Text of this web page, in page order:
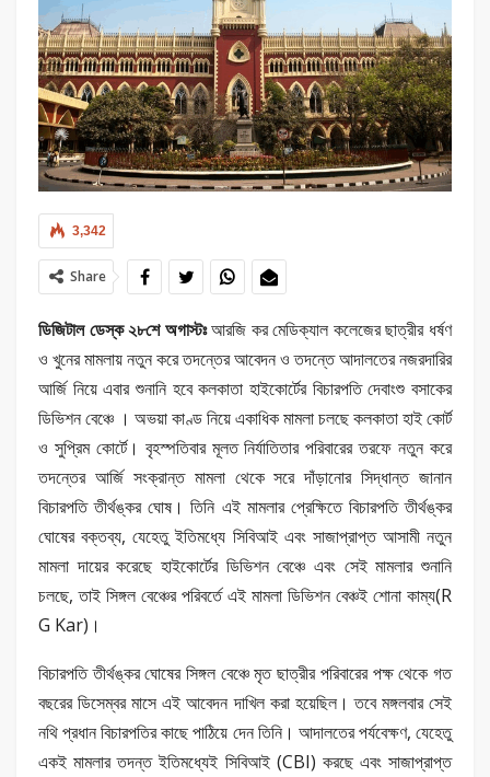
3,342
Share
ডিজিটাল ডেস্ক ২৮শে অগাস্টঃআরজি কর মেডিক্যাল কলেজের ছাত্রীর ধর্ষণ
ও খুনের মামলায় নতুন করে তদন্তের আবেদন ও তদন্তে আদালতের নজরদারির
আর্জি নিয়ে এবার শুনানি হবে কলকাতা হাইকোর্টের বিচারপতি দেবাংশু বসাকের
ডিভিশন বেঞ্চে । অভয়া কাণ্ড নিয়ে একাধিক মামলা চলছে কলকাতা হাই কোর্ট
ও সুপ্রিম কোর্টে। বৃহস্পতিবার মূলত নির্যাতিতার পরিবারের তরফে নতুন করে
তদন্তের আর্জি সংক্রান্ত মামলা থেকে সরে দাঁড়ানোর সিদ্ধান্ত জানান
বিচারপতি তীর্থঙ্কর ঘোষ। তিনি এই মামলার প্রেক্ষিতে বিচারপতি তীর্থঙ্কর
ঘোষের বক্তব্য, যেহেতু ইতিমধ্যে সিবিআই এবং সাজাপ্রাপ্ত আসামী নতুন
মামলা দায়ের করেছে হাইকোর্টের ডিভিশন বেঞ্চে এবং সেই মামলার শুনানি
চলছে, তাই সিঙ্গল বেঞ্চের পরিবর্তে এই মামলা ডিভিশন বেঞ্চই শোনা কাম্য(R
G Kar)।
বিচারপতি তীর্থঙ্কর ঘোষের সিঙ্গল বেঞ্চে মৃত ছাত্রীর পরিবারের পক্ষ থেকে গত
বছরের ডিসেম্বর মাসে এই আবেদন দাখিল করা হয়েছিল। তবে মঙ্গলবার সেই
নথি প্রধান বিচারপতির কাছে পাঠিয়ে দেন তিনি। আদালতের পর্যবেক্ষণ, যেহেতু
একই মামলার তদন্ত ইতিমধ্যেই সিবিআই (CBI) করছে এবং সাজাপ্রাপ্ত